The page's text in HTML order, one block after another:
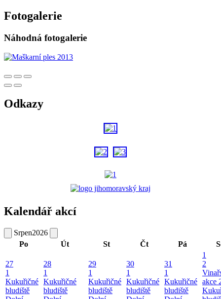
Fotogalerie
Náhodná fotogalerie
Odkazy
Kalendář akcí
Srpen2026
Po
Út St Čt Pá
27
1
Kukuřičné
bludiště
28
1
Kukuřičné
bludiště
29
1
Kukuřičné
bludiště
30
1
Kukuřičné
bludiště
31
1
Kukuřičné
bludiště
1
2
akce